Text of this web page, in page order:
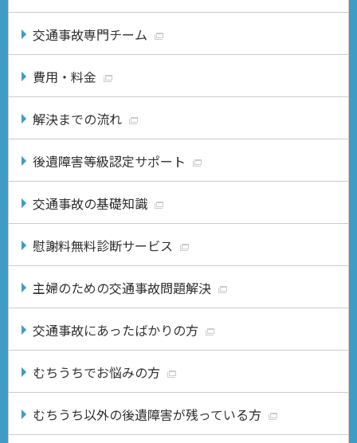
交通事故専門チーム
費用・料金
解決までの流れ
後遺障害等級認定サポート
交通事故の基礎知識
慰謝料無料診断サービス
主婦のための交通事故問題解決
交通事故にあったばかりの方
むちうちでお悩みの方
むちうち以外の後遺障害が残っている方